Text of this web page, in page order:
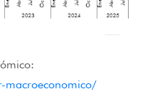
macroeconomico/